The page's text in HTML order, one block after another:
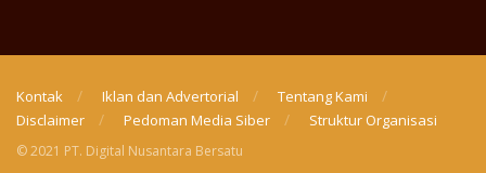
Kontak Iklan dan Advertorial
Tentang Kami
Disclaimer
Pedoman Media Siber Struktur Organisasi
© 2021 PT. Digital Nusantara Bersatu